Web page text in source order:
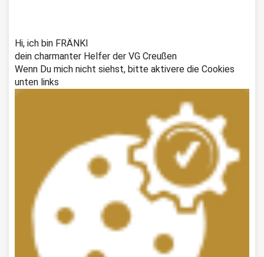
Hi, ich bin FRÄNKI
dein charmanter Helfer der VG Creußen
Wenn Du mich nicht siehst, bitte aktivere die Cookies
unten links